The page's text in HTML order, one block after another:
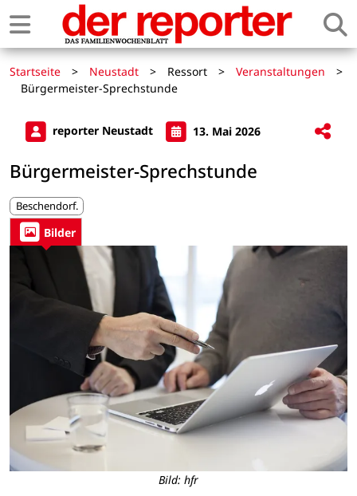
Startseite > Neustadt > Ressort > Veranstaltungen
>
Bürgermeister-Sprechstunde
reporter Neustadt 13. Mai 2026
Bürgermeister-Sprechstunde
Beschendorf.
Bilder
Bild: hfr